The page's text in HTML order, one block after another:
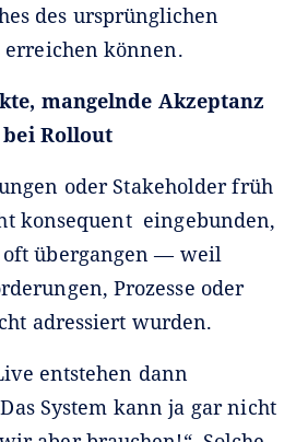
des ursprünglichen
erreichen können.
mangelnde Akzeptanz
Rollout
oder Stakeholder früh
konsequent eingebunden,
übergangen — weil
Prozesse oder
adressiert wurden.
entstehen dann
System kann ja gar nicht